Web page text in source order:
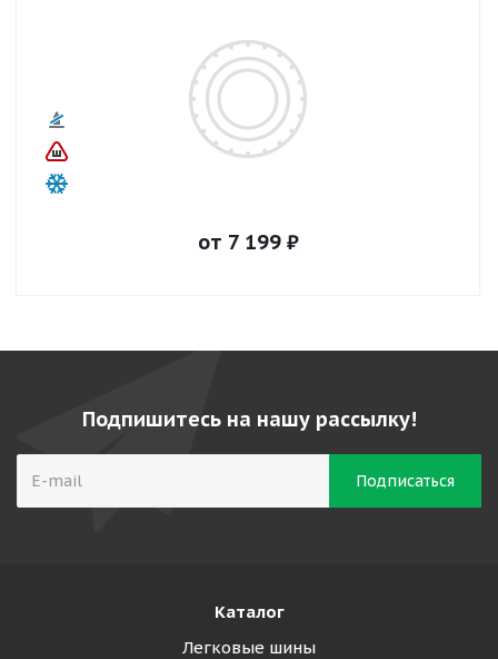
от 7 199₽
Подпишитесь на нашу рассылку!
Каталог
Легковые шины